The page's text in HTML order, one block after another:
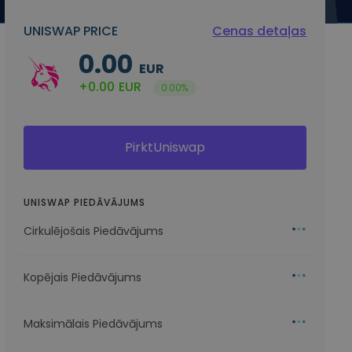
UNISWAP PRICE Cenas detaļas
0.00 EUR
+0.00 EUR 0.00%
PirktUniswap
UNISWAP PIEDĀVĀJUMS
Cirkulējošais Piedāvājums
Kopējais Piedāvājums
Maksimālais Piedāvājums